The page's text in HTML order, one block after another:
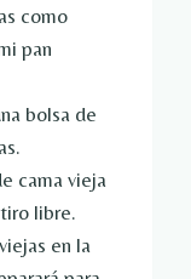
como
pan
bolsa de
cama vieja
libre.
en la